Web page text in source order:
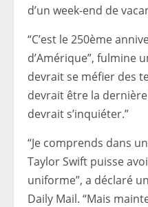
d’un week-end de
“C’est le 250ème
d’Amérique”, fulmine
devrait se méfier des
devrait être la
devrait s’inquiéter.”
“Je comprends dans
Taylor Swift puisse
uniforme”, a déclaré
Daily Mail. “Mais